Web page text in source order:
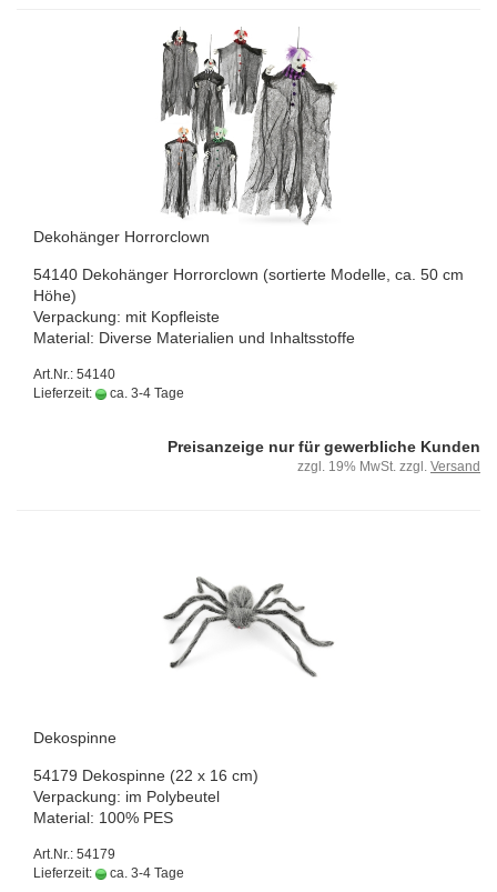
De­ko­hän­ger Hor­ror­clown
54140 De­ko­hän­ger Hor­ror­clown (sor­tier­te Mo­del­le, ca. 50 cm
Höhe)
Ver­pa­ckung: mit Kopf­leis­te
Ma­te­ri­al: Di­ver­se Ma­te­ria­li­en und In­halts­stof­fe
Art.Nr.: 54140
Lieferzeit:
ca. 3-4 Tage
Preisanzeige nur für gewerbliche Kunden
zzgl. 19% MwSt. zzgl. Versand
De­kos­pin­ne
54179 De­kos­pin­ne (22 x 16 cm)
Ver­pa­ckung: im Po­ly­beu­tel
Ma­te­ri­al: 100% PES
Art.Nr.: 54179
Lieferzeit:
ca. 3-4 Tage